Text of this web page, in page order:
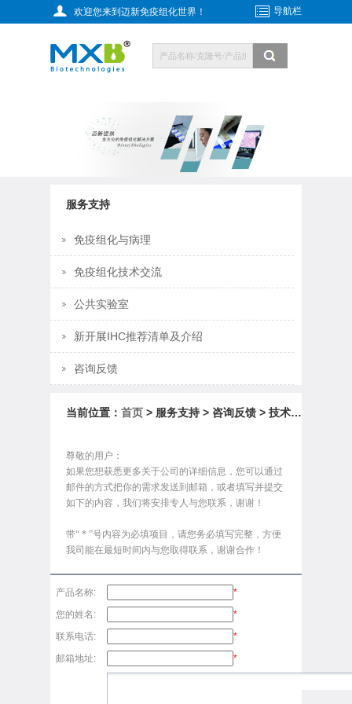
欢迎您来到迈新免疫组化世界！ 导航栏
服务支持
免疫组化与病理
免疫组化技术交流
公共实验室
新开展IHC推荐清单及介绍
咨询反馈
当前位置： 首页 > 服务支持 > 咨询反馈 > 技术咨询
尊敬的用户：
如果您想获悉更多关于公司的详细信息，您可以通过
邮件的方式把你的需求发送到邮箱，或者填写并提交
如下的内容，我们将安排专人与您联系，谢谢！
带“ * ”号内容为必填项目，请您务必填写完整，方便
我司能在最短时间内与您取得联系，谢谢合作！
产品名称:
*
您的姓名:
*
联系电话:
*
邮箱地址:
*